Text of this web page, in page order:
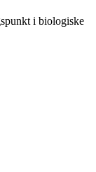
i biologiske